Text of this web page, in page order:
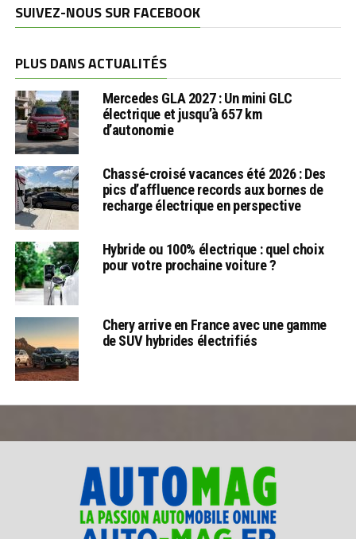
SUIVEZ-NOUS SUR FACEBOOK
PLUS DANS ACTUALITÉS
Mercedes GLA 2027 : Un mini GLC
électrique et jusqu’à 657 km
d’autonomie
Chassé-croisé vacances été 2026 : Des
pics d’affluence records aux bornes de
recharge électrique en perspective
Hybride ou 100% électrique : quel choix
pour votre prochaine voiture ?
Chery arrive en France avec une gamme
de SUV hybrides électrifiés